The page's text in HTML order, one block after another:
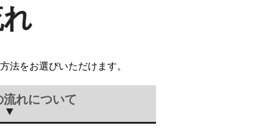
法をお選びいただけます。
れについて